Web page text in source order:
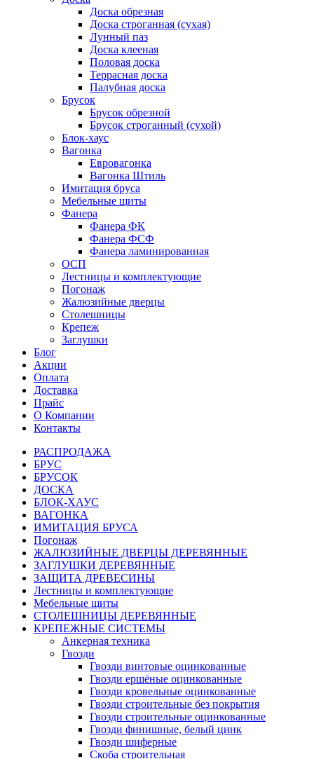
Доска обрезная
Доска строганная (сухая)
Лунный паз
Доска клееная
Половая доска
Террасная доска
Палубная доска
Брусок
Брусок обрезной
Брусок строганный (сухой)
Блок-хаус
Вагонка
Евровагонка
Вагонка Штиль
Имитация бруса
Мебельные щиты
Фанера
Фанера ФК
Фанера ФСФ
Фанера ламинированная
ОСП
Лестницы и комплектующие
Погонаж
Жалюзийные дверцы
Столешницы
Крепеж
Заглушки
Блог
Акции
Оплата
Доставка
Прайс
О Компании
Контакты
РАСПРОДАЖА
БРУС
БРУСОК
ДОСКА
БЛОК-ХАУС
ВАГОНКА
ИМИТАЦИЯ БРУСА
Погонаж
ЖАЛЮЗИЙНЫЕ ДВЕРЦЫ ДЕРЕВЯННЫЕ
ЗАГЛУШКИ ДЕРЕВЯННЫЕ
ЗАЩИТА ДРЕВЕСИНЫ
Лестницы и комплектующие
Мебельные щиты
СТОЛЕШНИЦЫ ДЕРЕВЯННЫЕ
КРЕПЕЖНЫЕ СИСТЕМЫ
Анкерная техника
Гвозди
Гвозди винтовые оцинкованные
Гвозди ершёные оцинкованные
Гвозди кровельные оцинкованные
Гвозди строительные без покрытия
Гвозди строительные оцинкованные
Гвозди финишные, белый цинк
Гвозди шиферные
Скоба строительная